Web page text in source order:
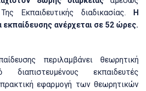
Εκπαιδευτικής διαδικασίας. Η
εκπαίδευσης ανέρχεται σε 52 ώρες.
περιλαμβάνει θεωρητική
διαπιστευμένους εκπαιδευτές
εφαρμογή των θεωρητικών